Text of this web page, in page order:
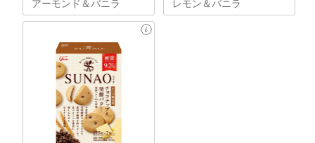
アーモンド＆バニラ
レモン＆バニラ